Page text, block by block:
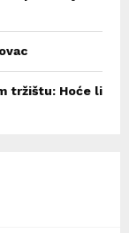
tržištu: Hoće li